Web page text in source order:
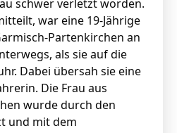
schwer verletzt worden.
war eine 19-Jährige
Partenkirchen an
als sie auf die
Dabei übersah sie eine
Die Frau aus
wurde durch den
und mit dem